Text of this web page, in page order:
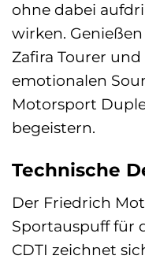
ohne dabei
wirken.
Zafira Tourer
emotionalen
Motorsport
begeistern.
Technische
Der Friedrich
Sportauspuff für
CDTI zeichnet